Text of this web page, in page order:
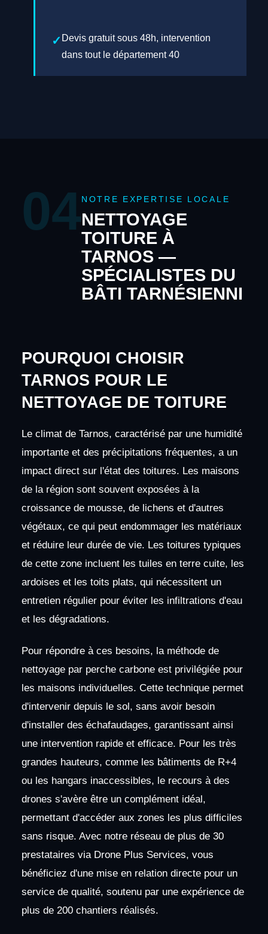
Devis gratuit sous 48h, intervention
dans tout le département 40
04 NOTRE EXPERTISE LOCALE
NETTOYAGE
TOITURE À
TARNOS —
SPÉCIALISTES DU
BÂTI TARNÉSIENNI
POURQUOI CHOISIR
TARNOS POUR LE
NETTOYAGE DE TOITURE
Le climat de Tarnos, caractérisé par une humidité
importante et des précipitations fréquentes, a un
impact direct sur l'état des toitures. Les maisons
de la région sont souvent exposées à la
croissance de mousse, de lichens et d'autres
végétaux, ce qui peut endommager les matériaux
et réduire leur durée de vie. Les toitures typiques
de cette zone incluent les tuiles en terre cuite, les
ardoises et les toits plats, qui nécessitent un
entretien régulier pour éviter les infiltrations d'eau
et les dégradations.
Pour répondre à ces besoins, la méthode de
nettoyage par perche carbone est privilégiée pour
les maisons individuelles. Cette technique permet
d'intervenir depuis le sol, sans avoir besoin
d'installer des échafaudages, garantissant ainsi
une intervention rapide et efficace. Pour les très
grandes hauteurs, comme les bâtiments de R+4
ou les hangars inaccessibles, le recours à des
drones s'avère être un complément idéal,
permettant d'accéder aux zones les plus difficiles
sans risque. Avec notre réseau de plus de 30
prestataires via Drone Plus Services, vous
bénéficiez d'une mise en relation directe pour un
service de qualité, soutenu par une expérience de
plus de 200 chantiers réalisés.